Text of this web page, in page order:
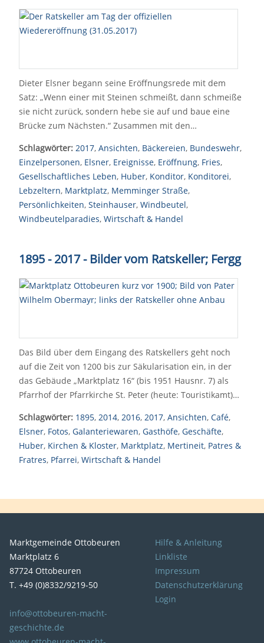
Dieter Elsner begann seine Eröffnungsrede mit dem
Satz: „Wenn einer mit Steinen schmeißt, dann schmeiße
sie nicht zurück, sondern hebe sie auf und baue eine
Brücke zum Nächsten.“ Zusammen mit den…
Schlagwörter: 2017, Ansichten, Bäckereien, Bundeswehr,
Einzelpersonen, Elsner, Ereignisse, Eröffnung, Fries,
Gesellschaftliches Leben, Huber, Konditor, Konditorei,
Lebzeltern, Marktplatz, Memminger Straße,
Persönlichkeiten, Steinhauser, Windbeutel,
Windbeutelparadies, Wirtschaft & Handel
1895 - 2017 - Bilder vom Ratskeller; Fergg
Das Bild über dem Eingang des Ratskellers geht noch
auf die Zeit von 1200 bis zur Säkularisation ein, in der
das Gebäude „Marktplatz 16“ (bis 1951 Hausnr. 7) als
Pfarrhof der Pfarrkirche St. Peter (heute: Touristikamt)…
Schlagwörter: 1895, 2014, 2016, 2017, Ansichten, Café,
Elsner, Fotos, Galanteriewaren, Gasthöfe, Geschäfte,
Huber, Kirchen & Kloster, Marktplatz, Mertineit, Patres &
Fratres, Pfarrei, Wirtschaft & Handel
Marktgemeinde Ottobeuren
Marktplatz 6
87724 Ottobeuren
T. +49 (0)8332/9219-50
info@ottobeuren-macht-
geschichte.de
Hilfe & Anleitung
Linkliste
Impressum
Datenschutzerklärung
Login